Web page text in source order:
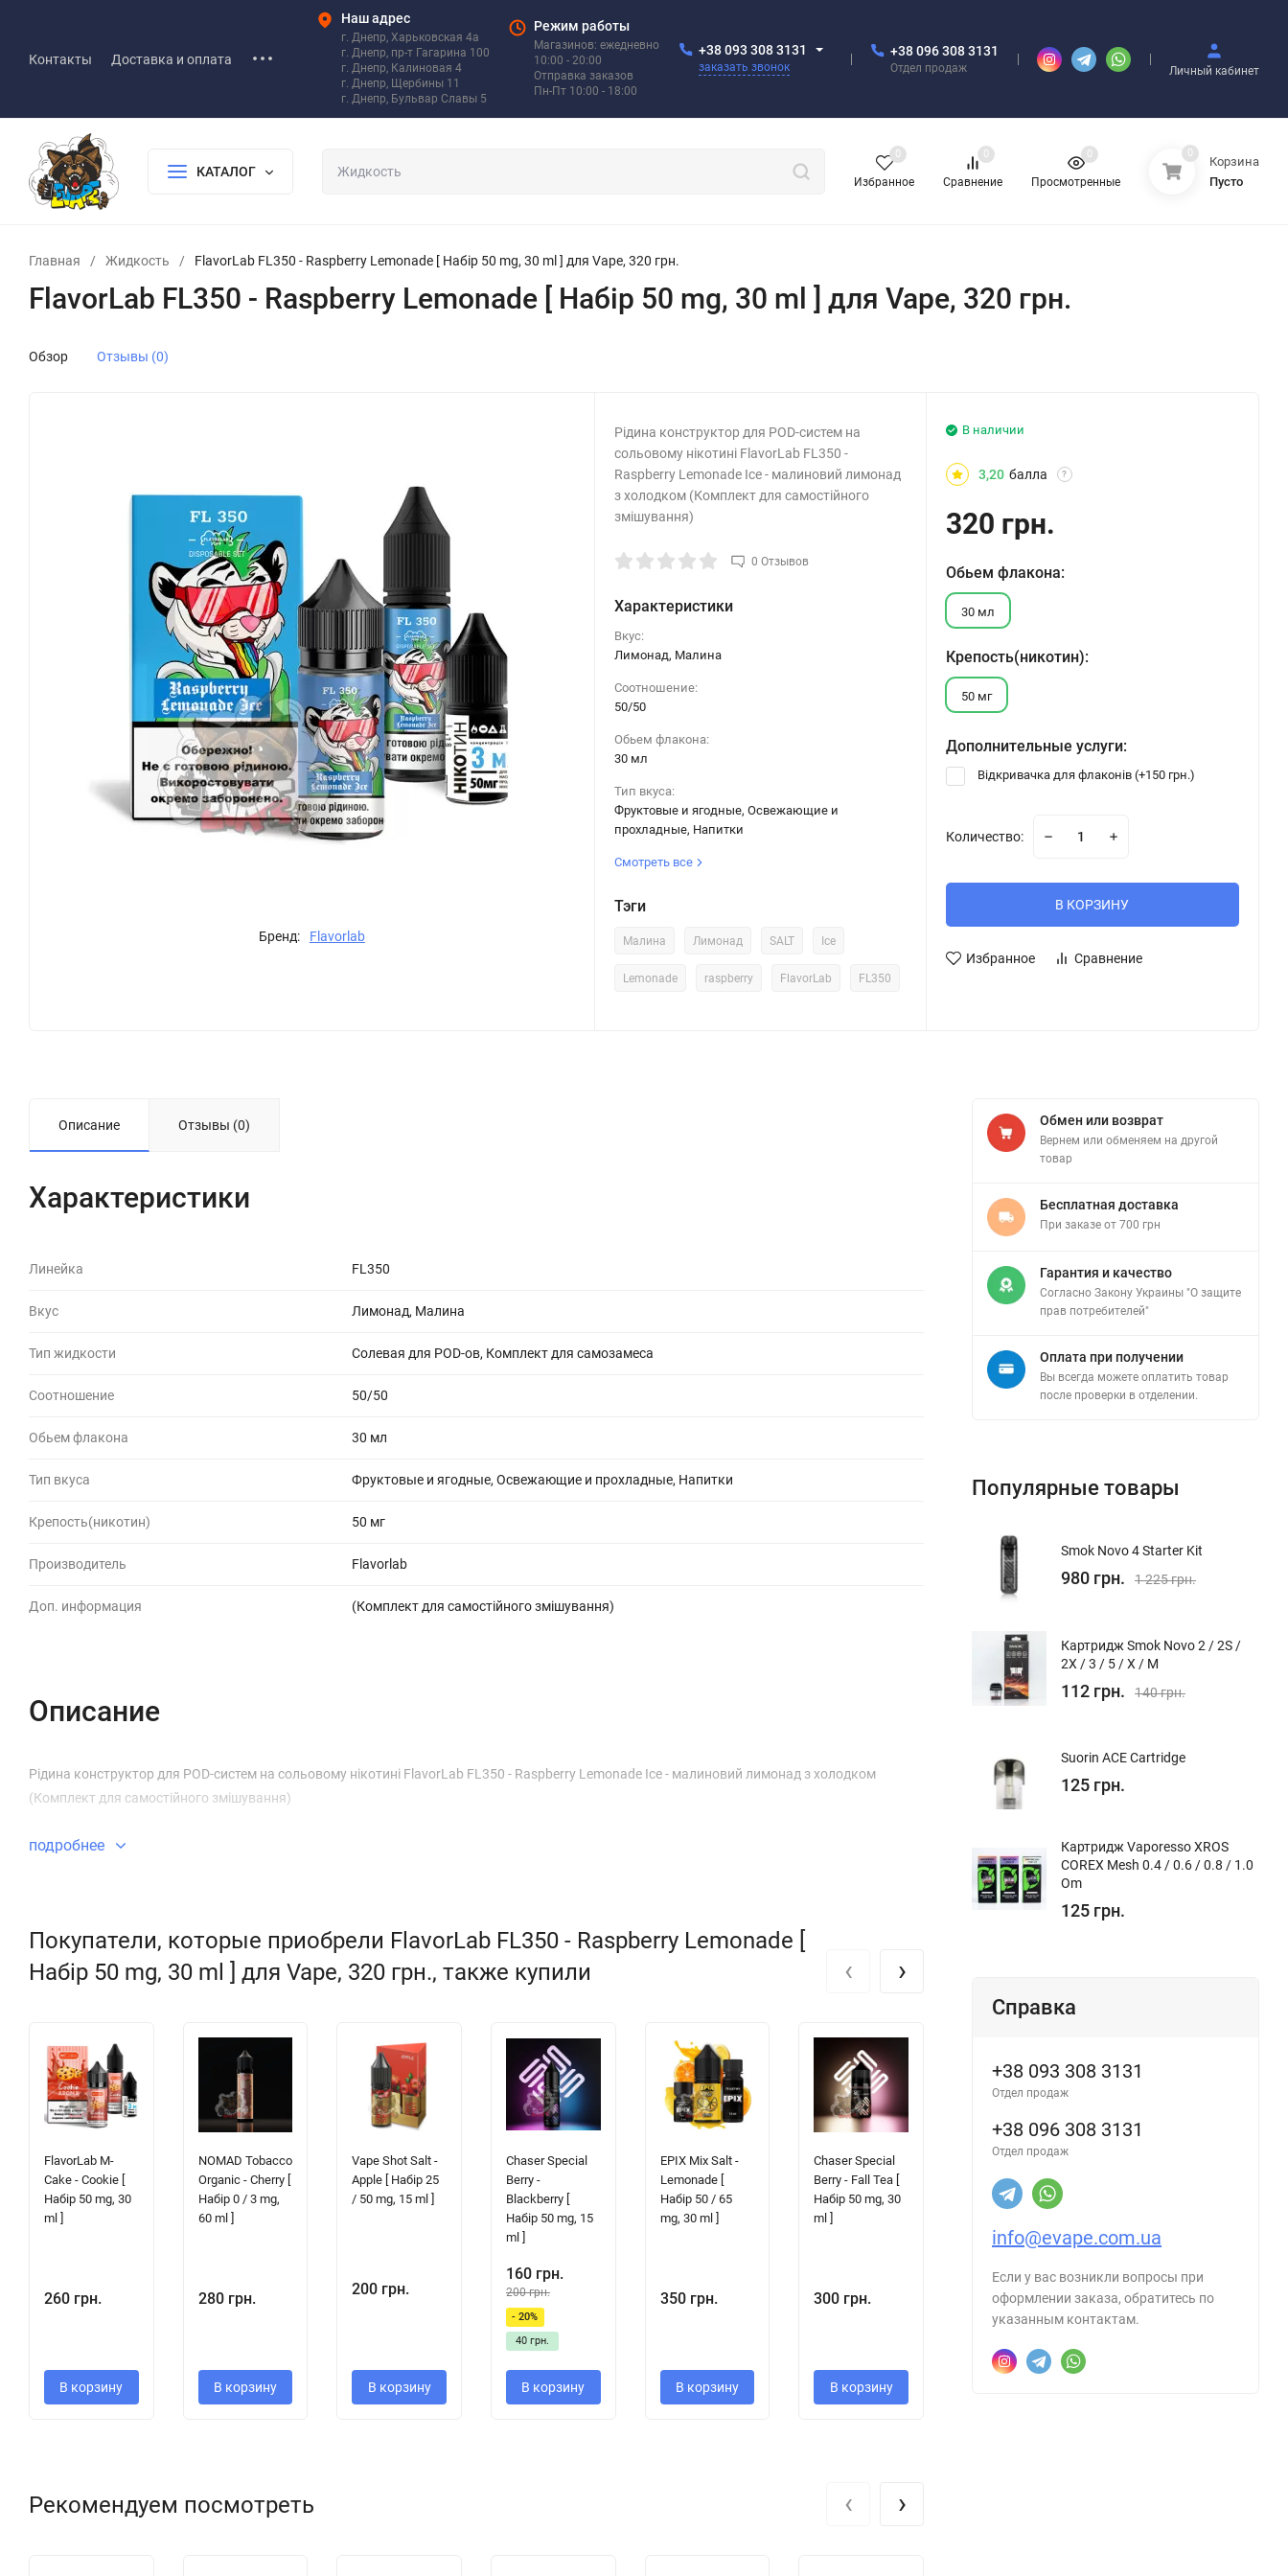
Контакты Доставка и оплата
Наш адрес
г. Днепр, Харьковская 4а
г. Днепр, пр-т Гагарина 100
г. Днепр, Калиновая 4
г. Днепр, Щербины 11
г. Днепр, Бульвар Славы 5
Режим работы
Магазинов: ежедневно
10:00 - 20:00
Отправка заказов
Пн-Пт 10:00 - 18:00
+38 093 308 3131
заказать звонок
+38 096 308 3131
Отдел продаж Личный кабинет
КАТАЛОГ
Избранное
0
Сравнение
0
Просмотренные
0 0
Корзина
Пусто
Главная / Жидкость / FlavorLab FL350 - Raspberry Lemonade [ Набір 50 mg, 30 ml ] для Vape, 320 грн.
FlavorLab FL350 - Raspberry Lemonade [ Набір 50 mg, 30 ml ] для Vape, 320 грн.
Обзор Отзывы (0)
Бренд: Flavorlab
Рідина конструктор для POD-систем на
сольовому нікотині FlavorLab FL350 -
Raspberry Lemonade Ice - малиновий лимонад
з холодком (Комплект для самостійного
змішування)
0 Отзывов
Характеристики
Вкус:
Лимонад, Малина
Соотношение:
50/50
Обьем флакона:
30 мл
Тип вкуса:
Фруктовые и ягодные, Освежающие и
прохладные, Напитки
Смотреть все
Тэги
Малина Лимонад SALT Ice
Lemonade raspberry FlavorLab FL350
В наличии
3,20 балла ?
320 грн.
Обьем флакона:
30 мл
Крепость(никотин):
50 мг
Дополнительные услуги:
Відкривачка для флаконів (+150 грн.)
Количество:
В КОРЗИНУ
Избранное Сравнение
Описание Отзывы (0)
Характеристики
Линейка FL350
Вкус Лимонад, Малина
Тип жидкости Солевая для POD-ов, Комплект для самозамеса
Соотношение 50/50
Обьем флакона 30 мл
Тип вкуса Фруктовые и ягодные, Освежающие и прохладные, Напитки
Крепость(никотин) 50 мг
Производитель Flavorlab
Доп. информация (Комплект для самостійного змішування)
Описание
Рідина конструктор для POD-систем на сольовому нікотині FlavorLab FL350 - Raspberry Lemonade Ice - малиновий лимонад з холодком
(Комплект для самостійного змішування)
подробнее
Покупатели, которые приобрели FlavorLab FL350 - Raspberry Lemonade [
Набір 50 mg, 30 ml ] для Vape, 320 грн., также купили
FlavorLab M-
Cake - Cookie [
Набір 50 mg, 30
ml ]
260 грн.
В корзину
NOMAD Tobacco
Organic - Cherry [
Набір 0 / 3 mg,
60 ml ]
280 грн.
В корзину
Vape Shot Salt -
Apple [ Набір 25
/ 50 mg, 15 ml ]
200 грн.
В корзину
Chaser Special
Berry -
Blackberry [
Набір 50 mg, 15
ml ]
160 грн.
200 грн.
- 20%
40 грн.
В корзину
EPIX Mix Salt -
Lemonade [
Набір 50 / 65
mg, 30 ml ]
350 грн.
В корзину
Chaser Special
Berry - Fall Tea [
Набір 50 mg, 30
ml ]
300 грн.
В корзину
CHASER LUX -
Grape Mint [
Набор 50 / 65
400 грн.
400 грн.
‹ ›
Рекомендуем посмотреть ‹ ›
Обмен или возврат
Вернем или обменяем на другой
товар
Бесплатная доставка
При заказе от 700 грн
Гарантия и качество
Согласно Закону Украины "О защите
прав потребителей"
Оплата при получении
Вы всегда можете оплатить товар
после проверки в отделении.
Популярные товары
Smok Novo 4 Starter Kit
980 грн. 1 225 грн.
Картридж Smok Novo 2 / 2S /
2X / 3 / 5 / Х / M
112 грн. 140 грн.
Suorin ACE Cartridge
125 грн.
Картридж Vaporesso XROS
COREX Mesh 0.4 / 0.6 / 0.8 / 1.0
Om
125 грн.
Справка
+38 093 308 3131
Отдел продаж
+38 096 308 3131
Отдел продаж
info@evape.com.ua
Если у вас возникли вопросы при
оформлении заказа, обратитесь по
указанным контактам.